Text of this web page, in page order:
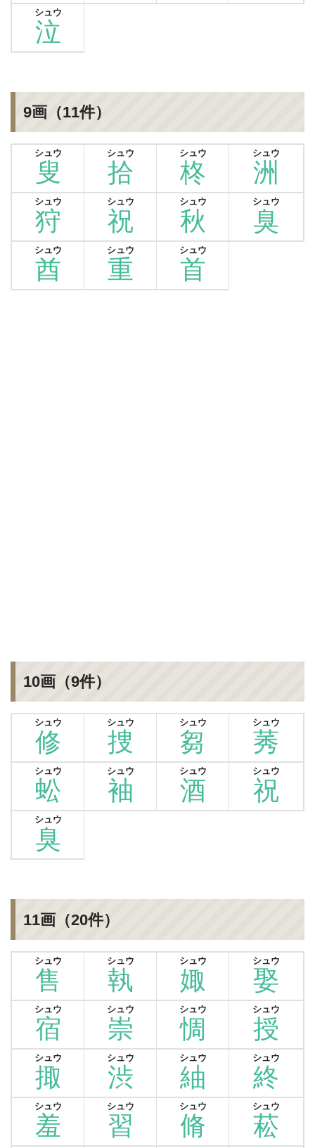
泣
シュウ
9画（11件）
叟
シュウ
拾
シュウ
柊
シュウ
洲
シュウ
狩
シュウ
祝
シュウ
秋
シュウ
臭
シュウ
酋
シュウ
重
シュウ
首
シュウ
10画（9件）
修
シュウ
捜
シュウ
芻
シュウ
莠
シュウ
蚣
シュウ
袖
シュウ
酒
シュウ
祝
シュウ
臭
シュウ
11画（20件）
售
シュウ
執
シュウ
娵
シュウ
娶
シュウ
宿
シュウ
崇
シュウ
惆
シュウ
授
シュウ
掫
シュウ
渋
シュウ
紬
シュウ
終
シュウ
羞
シュウ
習
シュウ
脩
シュウ
菘
シュウ